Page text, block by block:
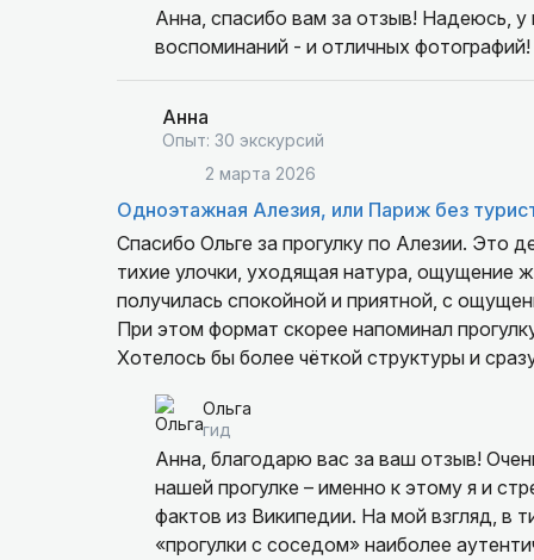
Анна, спасибо вам за отзыв! Надеюсь,
воспоминаний - и отличных фотографий!
Анна
Опыт: 30 экскурсий
2 марта 2026
Одноэтажная Алезия, или Париж без
Спасибо Ольге за прогулку по Алезии. Это
тихие улочки, уходящая натура, ощущение
получилась спокойной и приятной, с
При этом формат скорее напоминал
Хотелось бы более чёткой структуры и
В целом — хорошая возможность увидеть
Ольга
гид
Анна, благодарю вас за ваш отзыв!
нашей прогулке – именно к этому я и
фактов из Википедии. На мой взгляд, в
«прогулки с соседом» наиболее